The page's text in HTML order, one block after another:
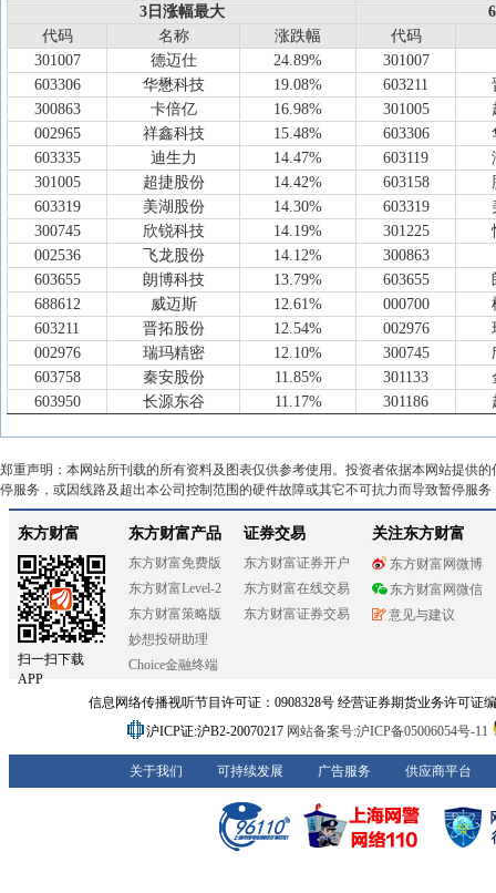
斯菱智驱
603306 华懋科技 240.6亿 240.6亿
20
603596 伯特利 239.1亿 239.1亿
21
002536 飞龙股份 227.7亿 215.6亿
22
002085 万丰奥威 226.3亿 226.3亿
23
603730 岱美股份 217.2亿 217.2亿
24
001365 天海电子 198.7亿 21.77亿
25
603358 华达科技 196.8亿 193.5亿
26
002265 建设工业 196.1亿 196.1亿
27
603950 长源东谷 189.9亿 189.8亿
28
603786 科博达 171.5亿 171.5亿
29
000581 威孚高科 167.8亿 137.8亿
30
601966 玲珑轮胎 163.8亿 163.8亿
31
603997 继峰股份 162.2亿 162.2亿
32
600651 飞乐音响 160.4亿 160.5亿
33
600151 航天机电 159.5亿 159.5亿
34
002048 宁波华翔 157.6亿 137.4亿
37
603009 北特科技 143.3亿 143.3亿
38
688612 威迈斯 141.9亿 86.89亿
39
600933 爱柯迪 140.6亿 133.9亿
40
603305 旭升集团 138.9亿 138.9亿
41
300100 双林股份 135.7亿
42
002906
43
300428 113.6亿
44
300969 恒帅股份
45
浙江世宝
000901 航天科技 120.2亿 120.2亿
青岛双星 119.5亿 39.94亿
新坐标 111.6亿 111.0亿
108.2亿 101.8亿
108.1亿 108.1亿
3日涨幅最大
代码
名称 涨跌幅 代码
3日涨幅最大
代码
名称 涨跌幅
代码
301007
德迈仕 24.89%
301007
603306
华懋科技 19.08% 603211
300863
卡倍亿 16.98% 301005
002965
祥鑫科技 15.48% 603306
603335
迪生力 14.47% 603119
301005
超捷股份 14.42% 603158
603319
美湖股份 14.30% 603319
300745
欣锐科技 14.19% 301225
002536
飞龙股份 14.12%
300863
603655
朗博科技 13.79% 603655
688612
威迈斯 12.61% 000700
603211
晋拓股份 12.54% 002976
002976
瑞玛精密 12.10% 300745
603758
秦安股份 11.85% 301133
603950
长源东谷 11.17% 301186
300816
艾可蓝 9.77%
300816
603158
腾龙股份 9.75% 603286
002937
兴瑞科技 9.30% 603950
301186
超达装备 8.19% 002937
920136
永励精密 7.45% 600651
600151
航天机电 7.44% 300969
300585
奥联电子
605319
无锡振华
宁波方正 7.01% 300547
浙江黎明 6.70% 301072
恒勃股份 6.67% 603701
603922
ST金鸿顺 6.65% 301529
6.20% 301550
6.09% 000981
郑重声明：本网站所刊载的所有资料及图表仅供参考使用。投资者依据本网站提供
停服务，或因线路及超出本公司控制范围的硬件故障或其它不可抗力而导致暂停服